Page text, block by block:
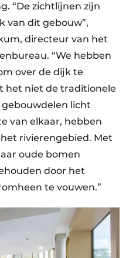
“De zichtlijnen zijn
van dit gebouw”,
directeur van het
“We hebben
over de dijk te
het niet de traditionele
licht
van elkaar, hebben
rivierengebied. Met
oude bomen
door het
te vouwen.”